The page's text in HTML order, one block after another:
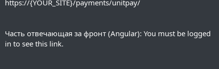
https://{YOUR_SITE}/payments/unitpay/
Часть отвечающая за фронт (Angular): You must be logged
in to see this link.